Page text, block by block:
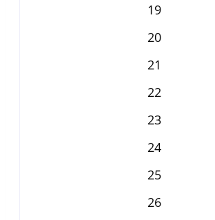
19
20
21
22
23
24
25
26